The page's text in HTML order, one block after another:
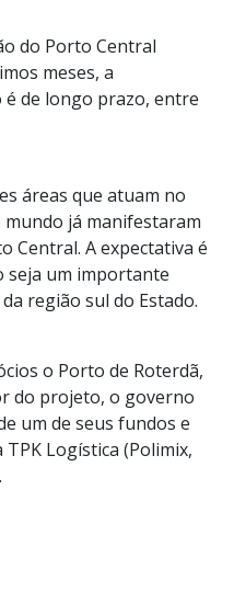
do Porto Central
meses, a
de longo prazo, entre
áreas que atuam no
já manifestaram
Central. A expectativa é
um importante
região sul do Estado.
o Porto de Roterdã,
do projeto, o governo
um de seus fundos e
Logística (Polimix,